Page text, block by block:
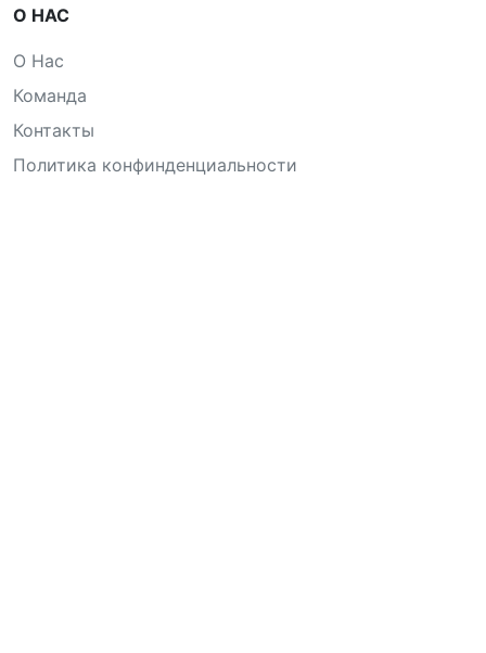
О НАС
О Нас
Команда
Контакты
Политика конфинденциальности